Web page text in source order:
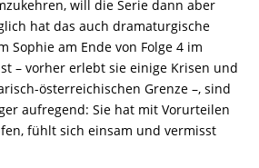
will die Serie dann aber
hat das auch dramaturgische
Sophie am Ende von Folge 4 im
– vorher erlebt sie einige Krisen und
österreichischen Grenze –, sind
aufregend: Sie hat mit Vorurteilen
fühlt sich einsam und vermisst